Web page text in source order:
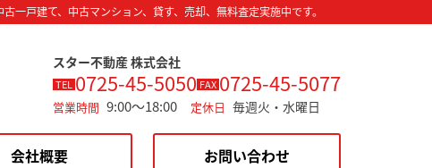
戸建て、中古マンション、貸す、売却、無料査定実施中です。
スター不動産 株式会社
TEL 0725-45-5050 FAX 0725-45-5077
営業時間 9:00～18:00 定休日 毎週火・水曜日
会社概要 お問い合わせ